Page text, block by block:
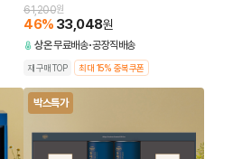
61,200원
46% 33,048원
상온무료배송 공장직배송
재구매TOP 최대 15% 중복쿠폰
박스특가